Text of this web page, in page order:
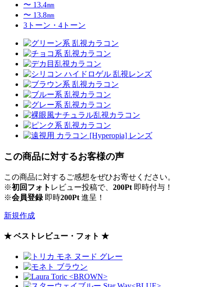
〜 13.4㎜
〜 13.8㎜
3トーン・4トーン
この商品に対するお客様の声
この商品に対するご感想をぜひお寄せください。
※初回フォト レビュー投稿で、 200Pt 即時付与！
※会員登録即時200Pt 進呈！
新規作成
★ ベストレビュー・フォト ★